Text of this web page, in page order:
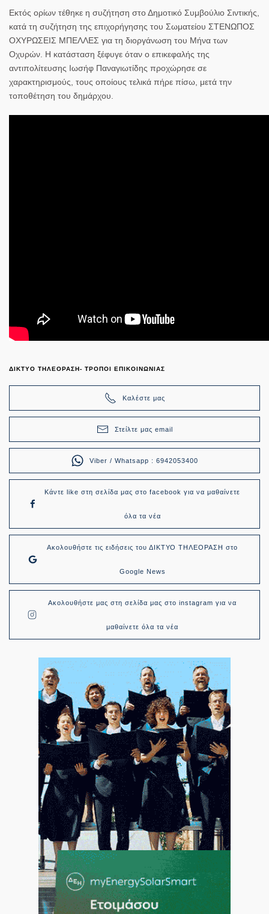
Εκτός ορίων τέθηκε η συζήτηση στο Δημοτικό Συμβούλιο Σιντικής,
κατά τη συζήτηση της επιχορήγησης του Σωματείου ΣΤΕΝΩΠΟΣ
ΟΧΥΡΩΣΕΙΣ ΜΠΕΛΛΕΣ για τη διοργάνωση του Μήνα των
Οχυρών. Η κατάσταση ξέφυγε όταν ο επικεφαλής της
αντιπολίτευσης Ιωσήφ Παναγιωτίδης προχώρησε σε
χαρακτηρισμούς, τους οποίους τελικά πήρε πίσω, μετά την
τοποθέτηση του δημάρχου.
ΔΙΚΤΥΟ ΤΗΛΕΟΡΑΣΗ- ΤΡΟΠΟΙ ΕΠΙΚΟΙΝΩΝΙΑΣ
Καλέστε μας
Στείλτε μας email
Viber / Whatsapp : 6942053400
Κάντε like στη σελίδα μας στο facebook για να μαθαίνετε
όλα τα νέα
Ακολουθήστε τις ειδήσεις του ΔΙΚΤΥΟ ΤΗΛΕΟΡΑΣΗ στο
Google News
Ακολουθήστε μας στη σελίδα μας στο instagram για να
μαθαίνετε όλα τα νέα